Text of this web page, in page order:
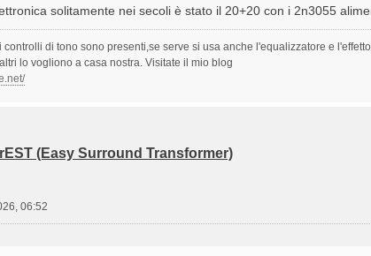
solitamente nei secoli è stato il 20+20 con i 2n3055
controlli di tono sono presenti,se serve si usa anche l'equalizzatore e
lo vogliono a casa nostra. Visitate il mio blog
(Easy Surround Transformer)
06:52